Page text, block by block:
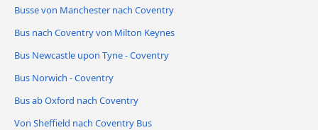
Busse von Manchester nach Coventry
Bus nach Coventry von Milton Keynes
Bus Newcastle upon Tyne - Coventry
Bus Norwich - Coventry
Bus ab Oxford nach Coventry
Von Sheffield nach Coventry Bus